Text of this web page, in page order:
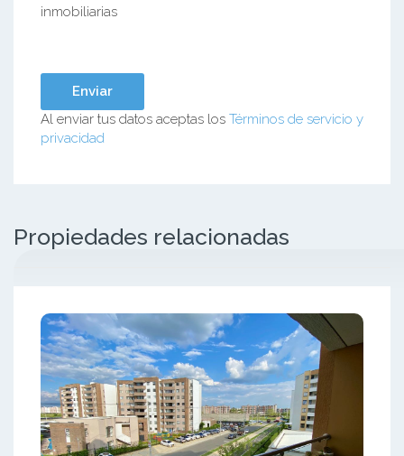
inmobiliarias
Al enviar tus datos aceptas los Términos de servicio y
privacidad
Propiedades relacionadas